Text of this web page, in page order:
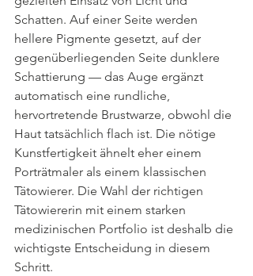
Schatten. Auf einer Seite werden
hellere Pigmente gesetzt, auf der
gegenüberliegenden Seite dunklere
Schattierung — das Auge ergänzt
automatisch eine rundliche,
hervortretende Brustwarze, obwohl die
Haut tatsächlich flach ist. Die nötige
Kunstfertigkeit ähnelt eher einem
Porträtmaler als einem klassischen
Tätowierer. Die Wahl der richtigen
Tätowiererin mit einem starken
medizinischen Portfolio ist deshalb die
wichtigste Entscheidung in diesem
Schritt.